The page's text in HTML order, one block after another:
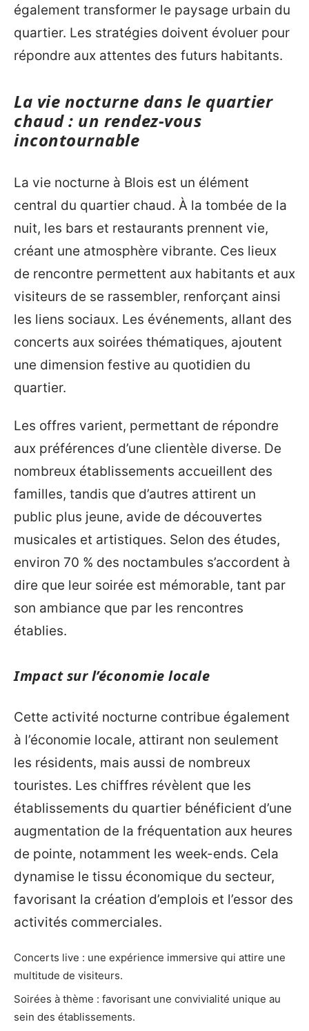
également transformer le paysage urbain du
quartier. Les stratégies doivent évoluer pour
répondre aux attentes des futurs habitants.
La vie nocturne dans le quartier
chaud : un rendez-vous
incontournable
La vie nocturne à Blois est un élément
central du quartier chaud. À la tombée de la
nuit, les bars et restaurants prennent vie,
créant une atmosphère vibrante. Ces lieux
de rencontre permettent aux habitants et aux
visiteurs de se rassembler, renforçant ainsi
les liens sociaux. Les événements, allant des
concerts aux soirées thématiques, ajoutent
une dimension festive au quotidien du
quartier.
Les offres varient, permettant de répondre
aux préférences d’une clientèle diverse. De
nombreux établissements accueillent des
familles, tandis que d’autres attirent un
public plus jeune, avide de découvertes
musicales et artistiques. Selon des études,
environ 70 % des noctambules s’accordent à
dire que leur soirée est mémorable, tant par
son ambiance que par les rencontres
établies.
Impact sur l’économie locale
Cette activité nocturne contribue également
à l’économie locale, attirant non seulement
les résidents, mais aussi de nombreux
touristes. Les chiffres révèlent que les
établissements du quartier bénéficient d’une
augmentation de la fréquentation aux heures
de pointe, notamment les week-ends. Cela
dynamise le tissu économique du secteur,
favorisant la création d’emplois et l’essor des
activités commerciales.
Concerts live : une expérience immersive qui attire une
multitude de visiteurs.
Soirées à thème : favorisant une convivialité unique au
sein des établissements.